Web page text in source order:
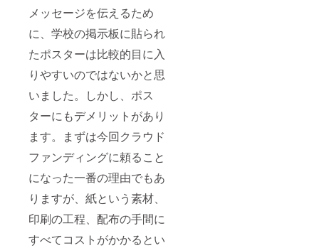
メッセージを伝えるため
に、学校の掲示板に貼られ
たポスターは比較的目に入
りやすいのではないかと思
いました。しかし、ポス
ターにもデメリットがあり
ます。まずは今回クラウド
ファンディングに頼ること
になった一番の理由でもあ
りますが、紙という素材、
印刷の工程、配布の手間に
すべてコストがかかるとい